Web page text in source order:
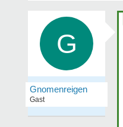
G
Gnomenreigen
Gast